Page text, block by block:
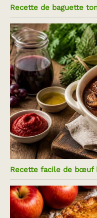
Recette de baguette
Recette facile de bœuf